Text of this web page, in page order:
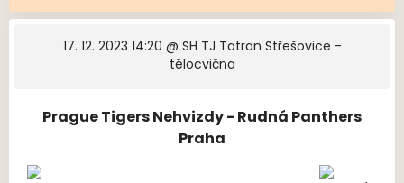
17. 12. 2023 14:20 @ SH TJ Tatran Střešovice -
tělocvična
Prague Tigers Nehvizdy - Rudná Panthers
Praha